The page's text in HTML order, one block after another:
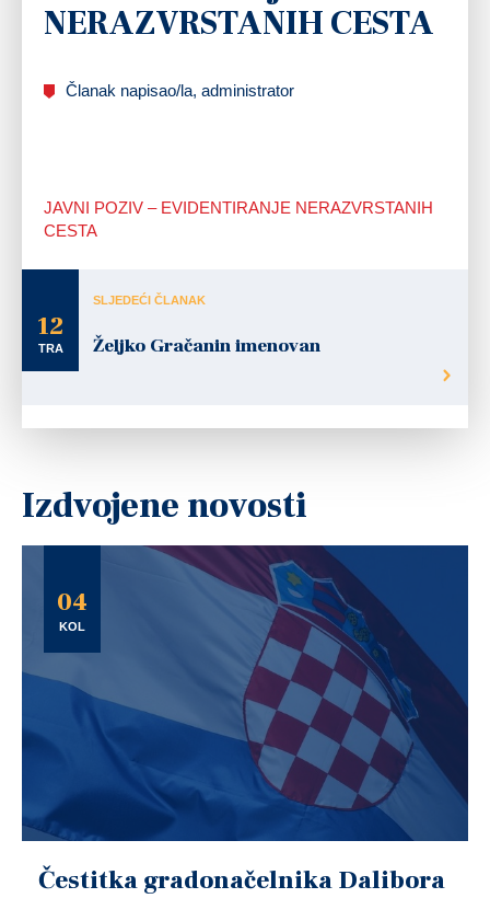
NERAZVRSTANIH CESTA
Članak napisao/la, administrator
JAVNI POZIV – EVIDENTIRANJE NERAZVRSTANIH
CESTA
12
TRA
SLJEDEĆI ČLANAK
Željko Gračanin imenovan
Izdvojene novosti
04
KOL
Čestitka gradonačelnika Dalibora